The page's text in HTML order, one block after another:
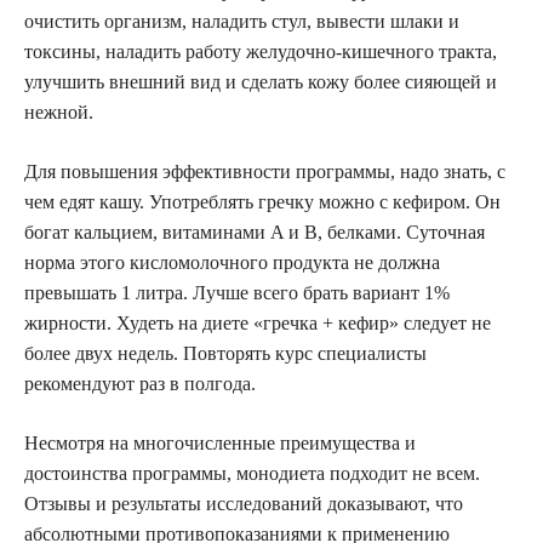
очистить организм, наладить стул, вывести шлаки и
токсины, наладить работу желудочно-кишечного тракта,
улучшить внешний вид и сделать кожу более сияющей и
нежной.
Для повышения эффективности программы, надо знать, с
чем едят кашу. Употреблять гречку можно с кефиром. Он
богат кальцием, витаминами A и B, белками. Суточная
норма этого кисломолочного продукта не должна
превышать 1 литра. Лучше всего брать вариант 1%
жирности. Худеть на диете «гречка + кефир» следует не
более двух недель. Повторять курс специалисты
рекомендуют раз в полгода.
Несмотря на многочисленные преимущества и
достоинства программы, монодиета подходит не всем.
Отзывы и результаты исследований доказывают, что
абсолютными противопоказаниями к применению